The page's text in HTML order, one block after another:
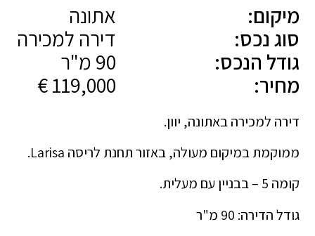
מיקום:
אתונה
סוג נכס:
דירה למכירה
גודל הנכס:
מחיר:
דירה למכירה באתונה, יוון.
ממוקמת במיקום מעולה, באזור תחנת לריסה Larisa.
קומה 5 – בבניין עם מעלית.
גודל הדירה: 90 מ"ר